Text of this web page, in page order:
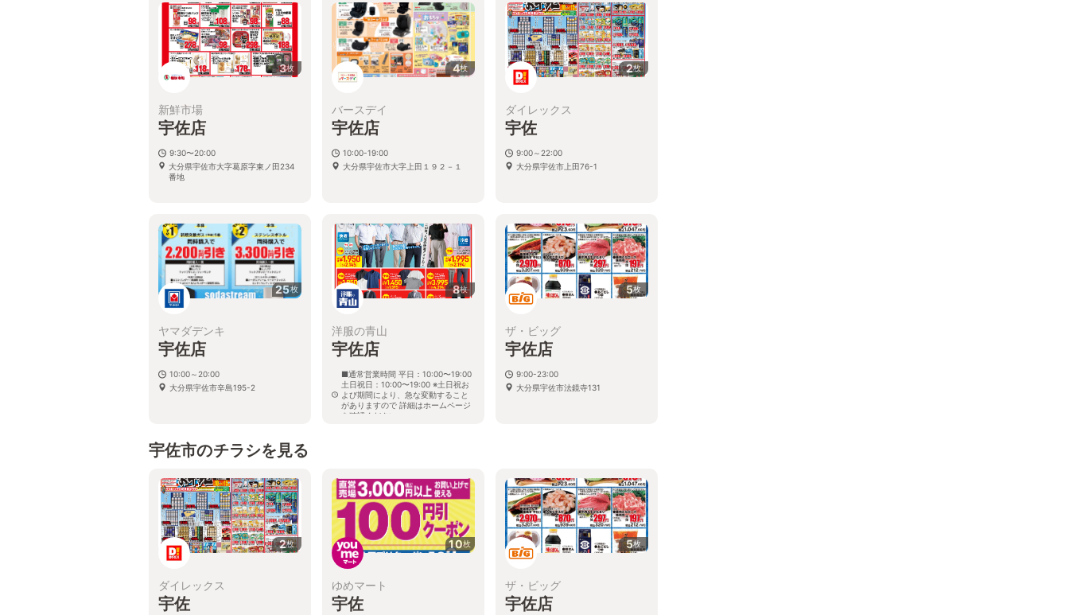
3枚
新鮮市場
宇佐店
9:30〜20:00
大分県宇佐市大字葛原字東ノ田234
番地
4枚
バースデイ
宇佐店
10:00-19:00
大分県宇佐市大字上田１９２－１
2枚
ダイレックス
宇佐
9:00～22:00
大分県宇佐市上田76-1
25枚
ヤマダデンキ
宇佐店
10:00～20:00
大分県宇佐市辛島195-2
8枚
洋服の青山
宇佐店
■通常営業時間 平日：10:00〜19:00
土日祝日：10:00〜19:00 ※土日祝お
よび期間により、急な変動すること
がありますので 詳細はホームページ
を確認ください
5枚
ザ・ビッグ
宇佐店
9:00-23:00
大分県宇佐市法鏡寺131
宇佐市のチラシを見る
2枚
ダイレックス
宇佐
10枚
ゆめマート
宇佐
5枚
ザ・ビッグ
宇佐店